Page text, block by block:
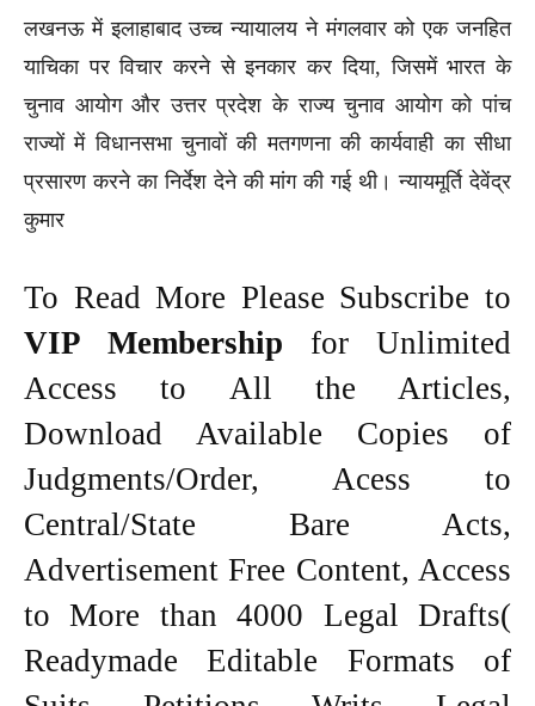
लखनऊ में इलाहाबाद उच्च न्यायालय ने मंगलवार को एक जनहित
याचिका पर विचार करने से इनकार कर दिया, जिसमें भारत के
चुनाव आयोग और उत्तर प्रदेश के राज्य चुनाव आयोग को पांच
राज्यों में विधानसभा चुनावों की मतगणना की कार्यवाही का सीधा
प्रसारण करने का निर्देश देने की मांग की गई थी। न्यायमूर्ति देवेंद्र
कुमार
To Read More Please Subscribe to
VIP Membership for Unlimited
Access to All the Articles,
Download Available Copies of
Judgments/Order, Acess to
Central/State Bare Acts,
Advertisement Free Content, Access
to More than 4000 Legal Drafts(
Readymade Editable Formats of